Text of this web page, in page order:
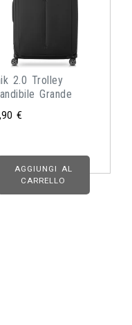
2.0 Trolley
Grande
€
AGGIUNGI AL
CARRELLO